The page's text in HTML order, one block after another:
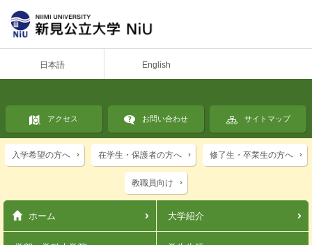
日本語 English
アクセス お問い合わせ サイトマップ
入学希望の方へ 在学生・保護者の方へ 修了生・卒業生の方へ
教職員向け
ホーム 大学紹介